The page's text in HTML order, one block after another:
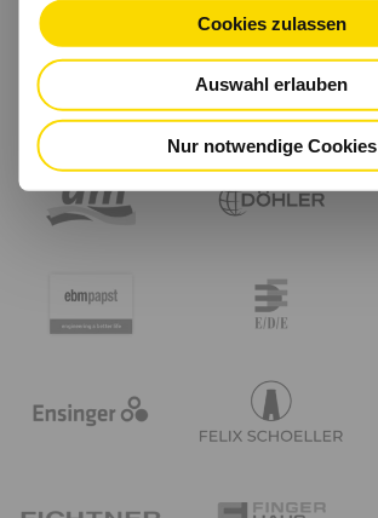
Cookies zulassen
Auswahl erlauben
Nur notwendige Cookies